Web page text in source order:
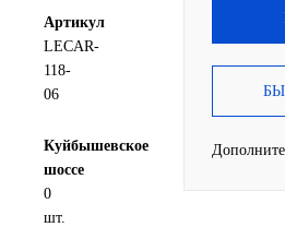
SHELL
SINTEC
TOTACHI
TOTAL
Артикул
LECAR-
118-
06
Куйбышевское
шоссе
0
шт.